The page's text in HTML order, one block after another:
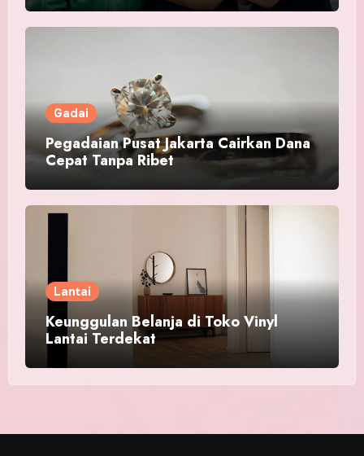
Gadai
Pegadaian Pusat Jakarta Cairkan Dana
Cepat Tanpa Ribet
Lantai
Keunggulan Belanja di Toko Vinyl
Lantai Terdekat